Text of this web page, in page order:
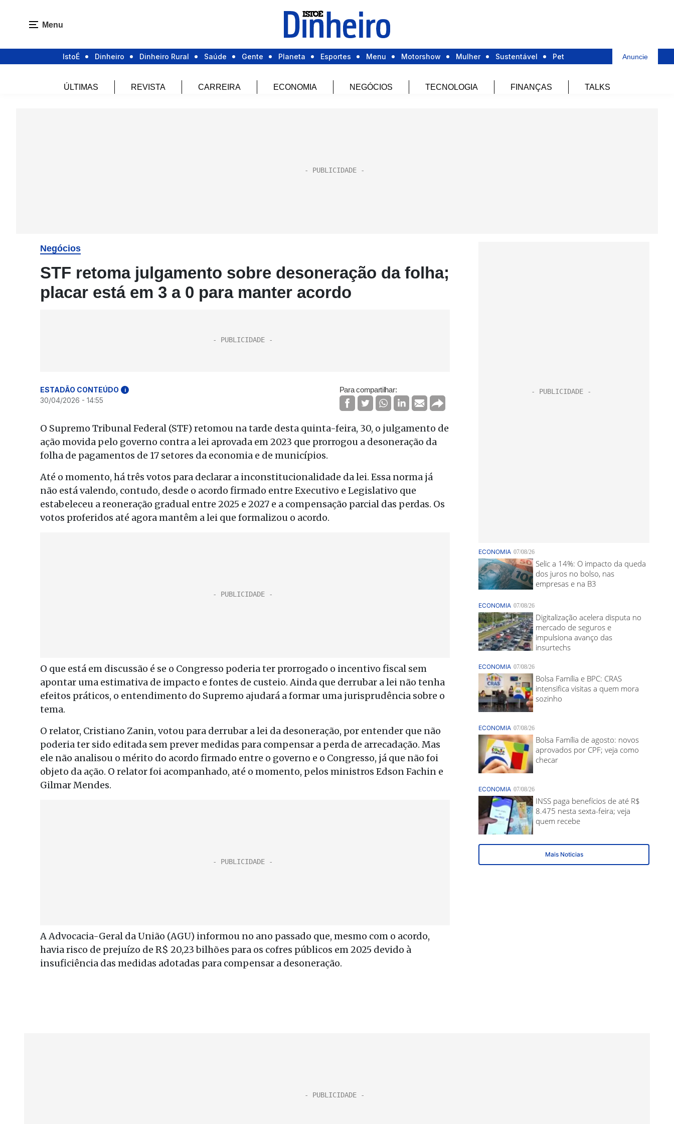
Menu
IstoÉ Dinheiro Dinheiro Rural Saúde Gente Planeta Esportes Menu Motorshow Mulher Sustentável Pet Anuncie
ÚLTIMAS REVISTA CARREIRA ECONOMIA NEGÓCIOS TECNOLOGIA FINANÇAS TALKS
Negócios
STF retoma julgamento sobre desoneração da folha;
placar está em 3 a 0 para manter acordo
ESTADÃO CONTEÚDO i
30/04/2026 - 14:55
Para compartilhar:
O Supremo Tribunal Federal (STF) retomou na tarde desta quinta-feira, 30, o julgamento de
ação movida pelo governo contra a lei aprovada em 2023 que prorrogou a desoneração da
folha de pagamentos de 17 setores da economia e de municípios.
Até o momento, há três votos para declarar a inconstitucionalidade da lei. Essa norma já
não está valendo, contudo, desde o acordo firmado entre Executivo e Legislativo que
estabeleceu a reoneração gradual entre 2025 e 2027 e a compensação parcial das perdas. Os
votos proferidos até agora mantêm a lei que formalizou o acordo.
O que está em discussão é se o Congresso poderia ter prorrogado o incentivo fiscal sem
apontar uma estimativa de impacto e fontes de custeio. Ainda que derrubar a lei não tenha
efeitos práticos, o entendimento do Supremo ajudará a formar uma jurisprudência sobre o
tema.
O relator, Cristiano Zanin, votou para derrubar a lei da desoneração, por entender que não
poderia ter sido editada sem prever medidas para compensar a perda de arrecadação. Mas
ele não analisou o mérito do acordo firmado entre o governo e o Congresso, já que não foi
objeto da ação. O relator foi acompanhado, até o momento, pelos ministros Edson Fachin e
Gilmar Mendes.
A Advocacia-Geral da União (AGU) informou no ano passado que, mesmo com o acordo,
havia risco de prejuízo de R$ 20,23 bilhões para os cofres públicos em 2025 devido à
insuficiência das medidas adotadas para compensar a desoneração.